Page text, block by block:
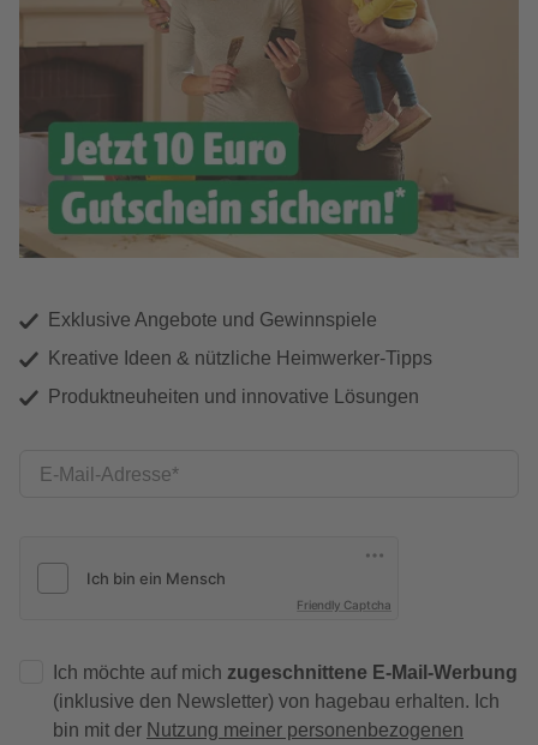
Exklusive Angebote und Gewinnspiele
Kreative Ideen & nützliche Heimwerker-Tipps
Produktneuheiten und innovative Lösungen
E-Mail-Adresse
Friendly Captcha
Ich möchte auf mich zugeschnittene E-Mail-Werbung
(inklusive den Newsletter) von hagebau erhalten. Ich
bin mit der Nutzung meiner personenbezogenen